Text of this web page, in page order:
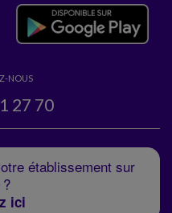
NOUS
27 70
établissement sur
ici